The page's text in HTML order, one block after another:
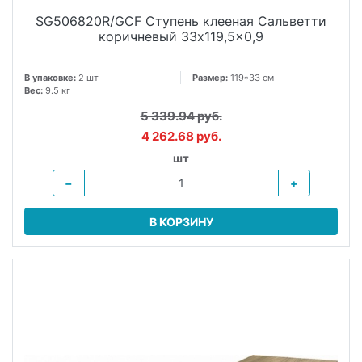
SG506820R/GCF Ступень клееная Сальветти
коричневый 33x119,5x0,9
В упаковке: 2 шт Размер: 119*33 см
Вес: 9.5 кг
5 339.94 руб.
4 262.68 руб.
шт
−
+
В КОРЗИНУ